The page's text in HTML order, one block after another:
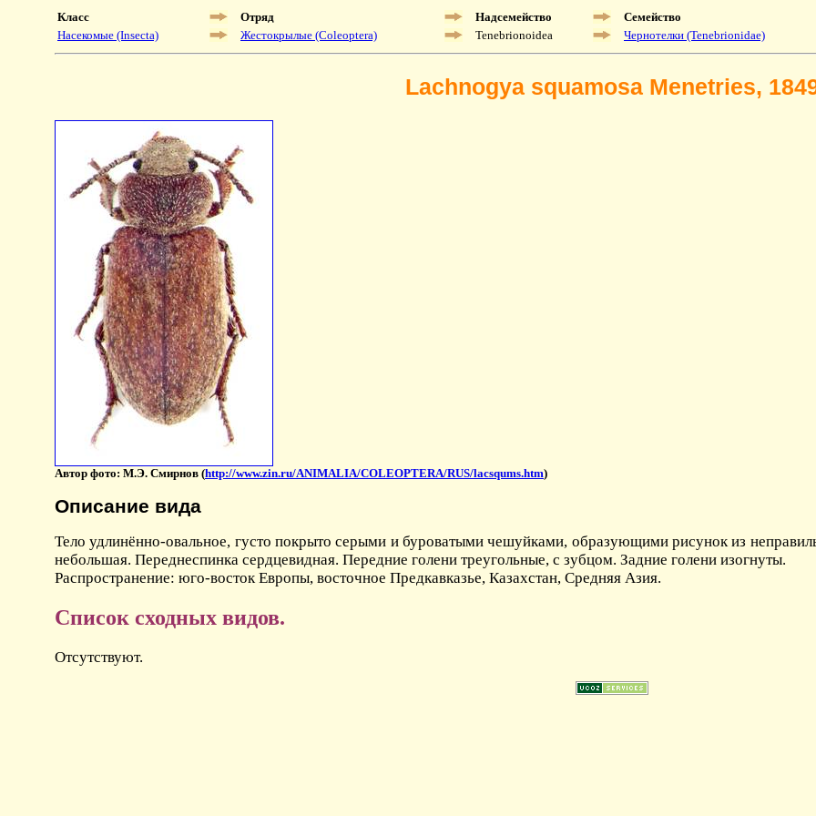
Класс Отряд Надсемейство
Семейство
Насекомые (Insecta)
Жестокрылые (Coleoptera) Tenebrionoidea Чернотелки (Tenebrionidae)
Lachnogya squamosa Menetries,
Автор фото: М.Э. Смирнов (http://www.zin.ru/ANIMALIA/COLEOPTERA/RUS/lacsqums.htm)
Описание вида
Тело удлинённо-овальное, густо покрыто серыми и буроватыми чешуйками, образующими рисунок из
небольшая. Переднеспинка сердцевидная. Передние голени треугольные, с зубцом. Задние голени изогнуты.
Распространение: юго-восток Европы, восточное Предкавказье, Казахстан, Средняя Азия.
Список сходных видов.
Отсутствуют.